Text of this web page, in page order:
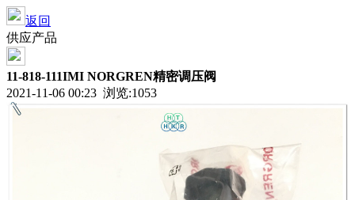
返回
供应产品
11-818-111IMI NORGREN精密调压阀
2021-11-06 00:23 浏览:1053